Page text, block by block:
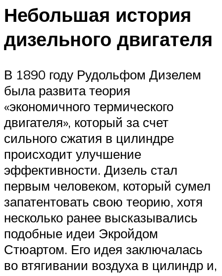
Небольшая история
дизельного двигателя
В 1890 году Рудольфом Дизелем
была развита теория
«экономичного термического
двигателя», который за счет
сильного сжатия в цилиндре
происходит улучшение
эффективности. Дизель стал
первым человеком, который сумел
запатентовать свою теорию, хотя
несколько ранее высказывались
подобные идеи Экройдом
Стюартом. Его идея заключалась
во втягивании воздуха в цилиндр и,